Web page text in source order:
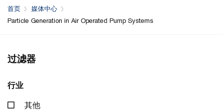
首页
媒体中心
Particle Generation in Air Operated Pump Systems
过滤器
行业
其他